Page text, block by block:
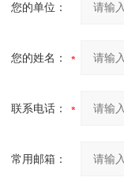
您的单位：
您的姓名：
联系电话：
常用邮箱：